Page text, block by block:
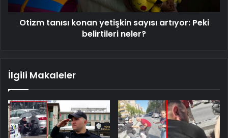
neler?
Otizm tanısı konan yetişkin sayısı artıyor: Peki
belirtileri neler?
İlgili Makaleler